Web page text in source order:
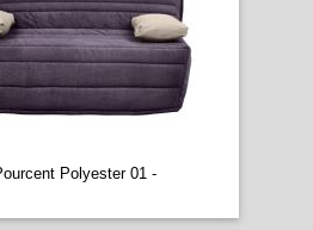
Polyester 01 -